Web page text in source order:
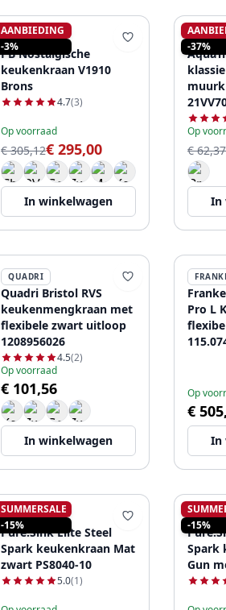
AANBIEDING
-3%
PB
PB Nostalgische
keukenkraan V1910
Brons
4.7(3)
Op voorraad
€ 305,12€ 295,00
In winkelwagen
-37%
Op
€ 62,37
In
QUADRI
Quadri Bristol RVS
keukenmengkraan met
flexibele zwart uitloop
1208956026
4.5(2)
Op voorraad
€ 101,56
In winkelwagen
Pro L
Op
€
In
SUMMERSALE
-15%
PURE.SINK
Pure.Sink Elite Steel
Spark keukenkraan Mat
zwart PS8040-10
5.0(1)
-15%
Spark
Gun